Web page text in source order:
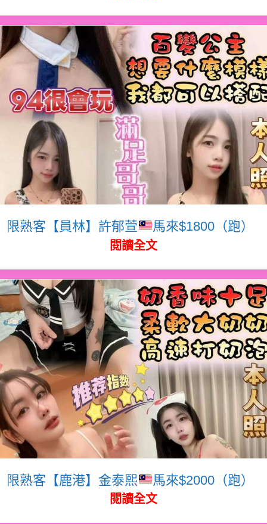
限熟客【員林】許郁萱 馬來$1800（跑）
閱讀全文
限熟客【鹿港】金泰熙 馬來$2000（跑）
閱讀全文